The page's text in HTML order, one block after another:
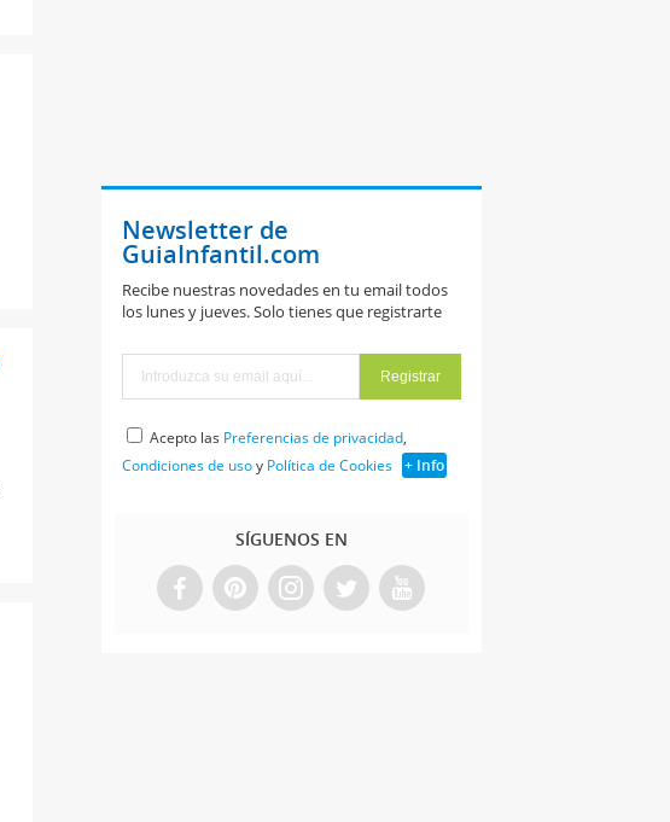
Newsletter de
GuiaInfantil.com
Recibe nuestras novedades en tu email todos
los lunes y jueves. Solo tienes que registrarte
Acepto las Preferencias de privacidad,
Condiciones de usoy Política de Cookies + Info
SÍGUENOS EN